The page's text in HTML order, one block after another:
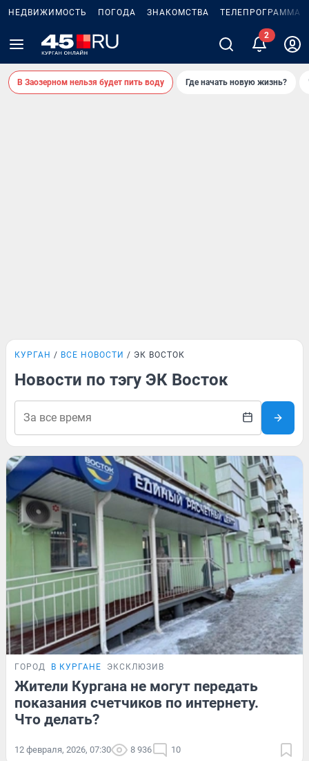
НЕДВИЖИМОСТЬ ПОГОДА ЗНАКОМСТВА ТЕЛЕПРОГРАММА
В Заозерном нельзя будет пить воду Где начать новую жизнь?
КУРГАН ВСЕ НОВОСТИ ЭК ВОСТОК
Новости по тэгу ЭК Восток
ГОРОД В КУРГАНЕ ЭКСКЛЮЗИВ
Жители Кургана не могут передать
показания счетчиков по интернету.
Что делать?
12 февраля, 2026, 07:30 8 936 10